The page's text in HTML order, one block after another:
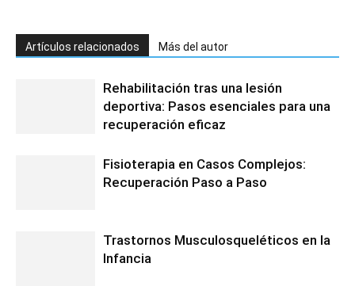
Artículos relacionados Más del autor
Rehabilitación tras una lesión
deportiva: Pasos esenciales para una
recuperación eficaz
Fisioterapia en Casos Complejos:
Recuperación Paso a Paso
Trastornos Musculosqueléticos en la
Infancia